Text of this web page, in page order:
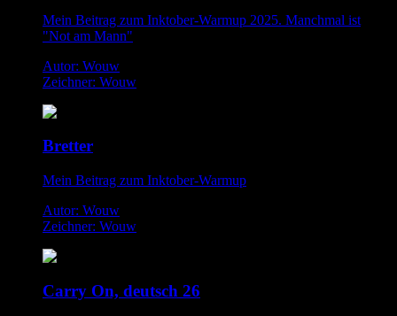
Mein Beitrag zum Inktober-Warmup 2025. Manchmal ist
"Not am Mann"
Autor: Wouw
Zeichner: Wouw
Bretter
Mein Beitrag zum Inktober-Warmup
Autor: Wouw
Zeichner: Wouw
Carry On, deutsch 26